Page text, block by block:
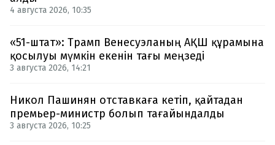
4 августа 2026, 10:35
«51-штат»: Трамп Венесуэланың АҚШ құрамына
қосылуы мүмкін екенін тағы меңзеді
3 августа 2026, 14:21
Никол Пашинян отставкаға кетіп, қайтадан
премьер-министр болып тағайындалды
3 августа 2026, 10:25